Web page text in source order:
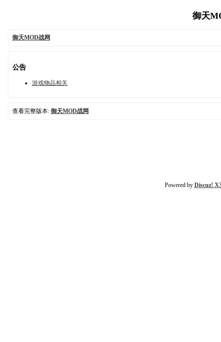
御天
御天MOD战网
公告
游戏物品相关
查看完整版本: 御天MOD战网
Powered by Discuz!